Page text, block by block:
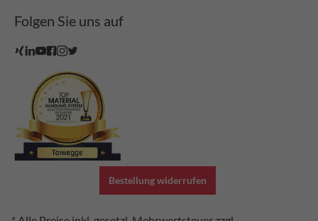
Folgen Sie uns auf
Bestellung widerrufen